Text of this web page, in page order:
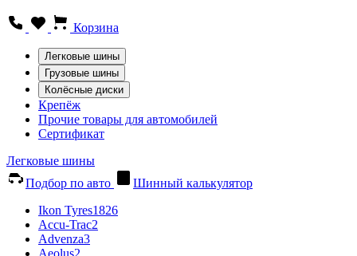
Корзина
Легковые шины
Грузовые шины
Колёсные диски
Крепёж
Прочие товары для автомобилей
Сертификат
Легковые шины
Подбор по авто
Шинный калькулятор
Ikon Tyres1826
Accu-Trac2
Advenza3
Aeolus2